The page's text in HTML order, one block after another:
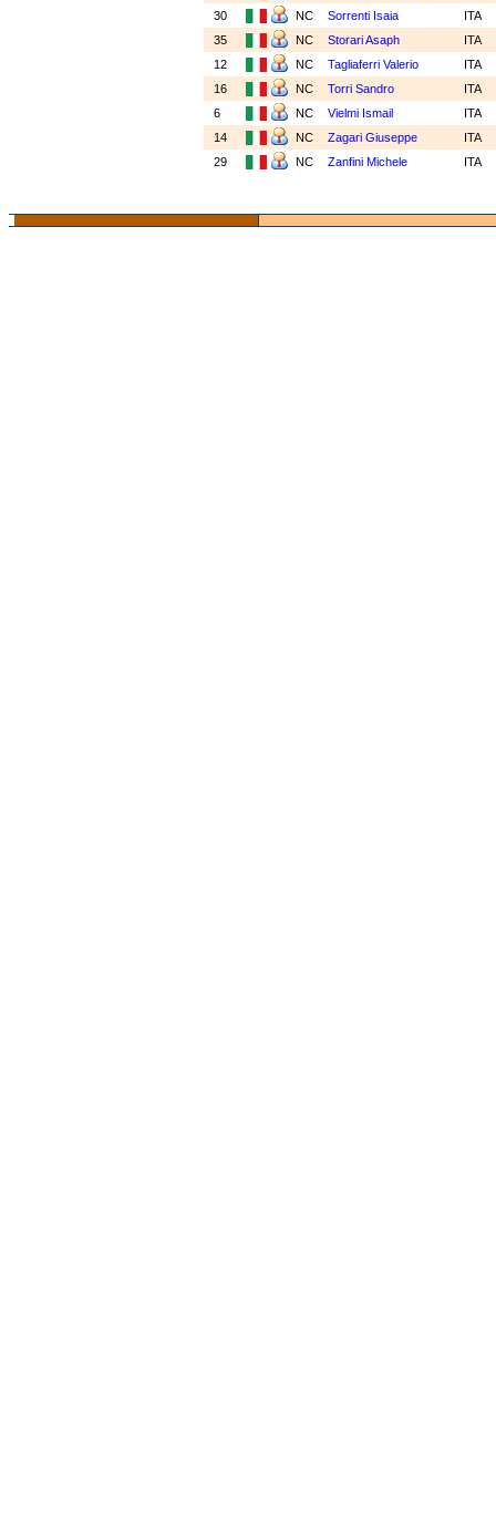
30
NC Sorrenti Isaia
ITA
35
NC Storari Asaph
ITA
12
NC Tagliaferri Valerio
ITA
16
NC Torri Sandro
ITA
6
NC Vielmi Ismail
ITA
14
NC Zagari Giuseppe
ITA
29
NC Zanfini Michele ITA